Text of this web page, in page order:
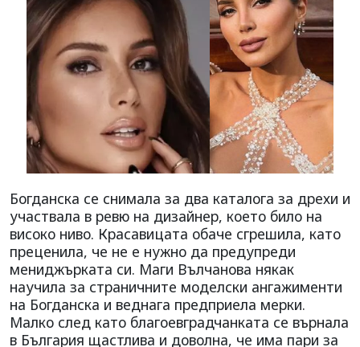
Богданска се снимала за два каталога за дрехи и
участвала в ревю на дизайнер, което било на
високо ниво. Красавицата обаче сгрешила, като
преценила, че не е нужно да предупреди
мениджърката си. Маги Вълчанова някак
научила за страничните моделски ангажименти
на Богданска и веднага предприела мерки.
Малко след като благоевградчанката се върнала
в България щастлива и доволна, че има пари за